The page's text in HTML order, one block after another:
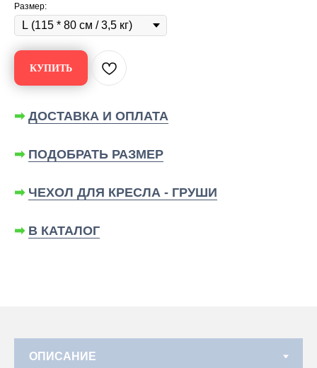
Размер:
КУПИТЬ
➡ ДОСТАВКА И ОПЛАТА
➡ ПОДОБРАТЬ РАЗМЕР
➡ ЧЕХОЛ ДЛЯ КРЕСЛА - ГРУШИ
➡ В КАТАЛОГ